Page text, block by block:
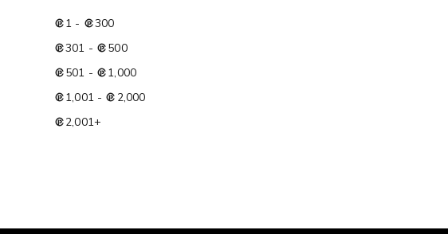
1 -
300
301 -
500
501 -
1,000
1,001 -
2,000
2,001+